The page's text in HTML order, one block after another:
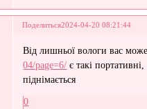
Поделиться2024-04-20 08:21:44
Від лишньої вологи вас
04/page=6/ є такі
піднімається
0